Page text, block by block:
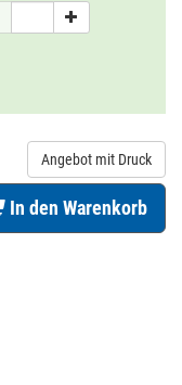
Angebot mit Druck
In den Warenkorb